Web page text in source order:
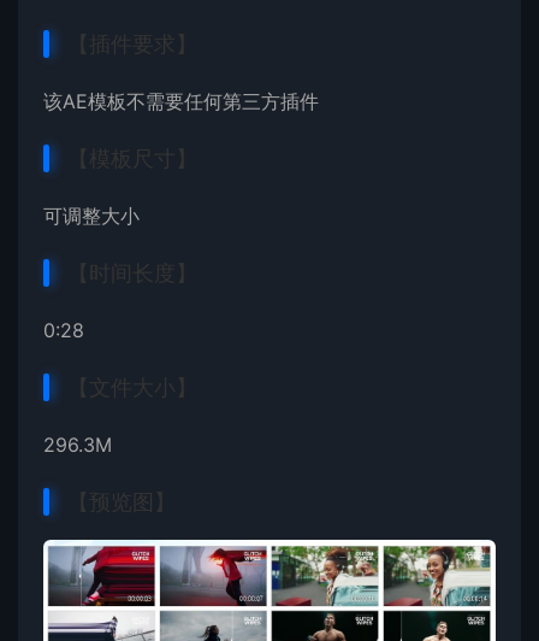
【插件要求】
该AE模板不需要任何第三方插件
【模板尺寸】
可调整大小
【时间长度】
0:28
【文件大小】
296.3M
【预览图】